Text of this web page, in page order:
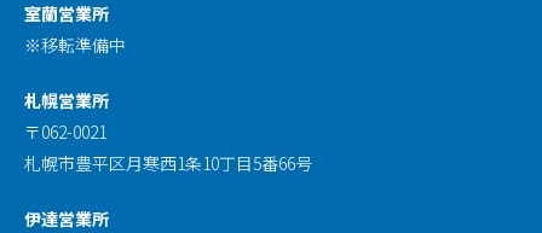
室蘭営業所
※移転準備中
札幌営業所
〒062-0021
札幌市豊平区月寒西1条10丁目5番66号
伊達営業所